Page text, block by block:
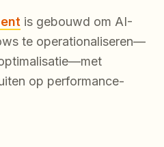
is gebouwd om AI-
te operationaliseren—
op performance-